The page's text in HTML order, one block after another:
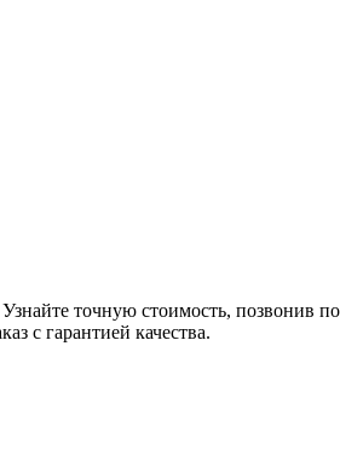
точную стоимость, позвонив
с гарантией качества.